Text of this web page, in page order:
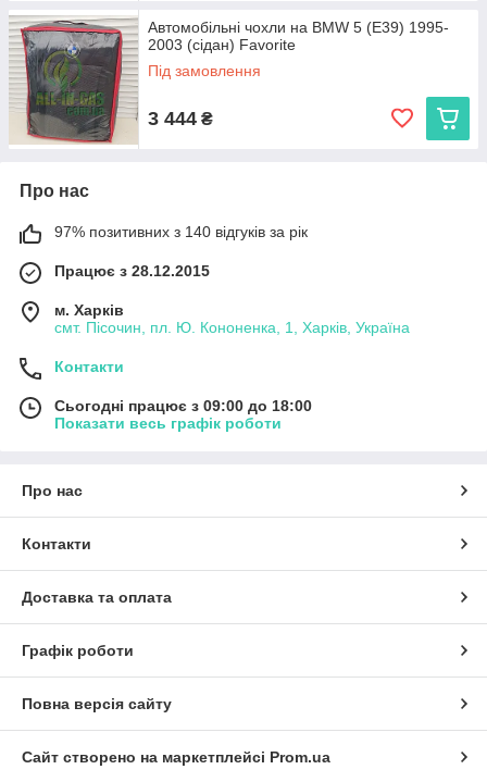
Автомобільні чохли на BMW 5 (E39) 1995-
2003 (сідан) Favorite
Під замовлення
3 444 ₴
Про нас
97% позитивних з 140 відгуків за рік
Працює з 28.12.2015
м. Харків
смт. Пісочин, пл. Ю. Кононенка, 1, Харків, Україна
Контакти
Сьогодні працює з 09:00 до 18:00
Показати весь графік роботи
Про нас
Контакти
Доставка та оплата
Графік роботи
Повна версія сайту
Сайт створено на маркетплейсі Prom.ua